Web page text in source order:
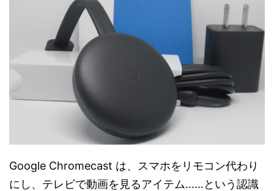
Google Chromecast は、スマホをリモコン代わり
にし、テレビで動画を見るアイテム……という認識